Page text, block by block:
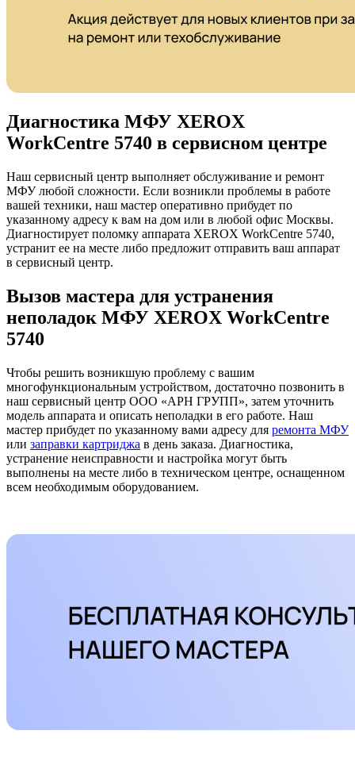
Диагностика МФУ XEROX
WorkCentre 5740 в сервисном центре
Наш сервисный центр выполняет обслуживание и ремонт
МФУ любой сложности. Если возникли проблемы в работе
вашей техники, наш мастер оперативно прибудет по
указанному адресу к вам на дом или в любой офис Москвы.
Диагностирует поломку аппарата XEROX WorkCentre 5740,
устранит ее на месте либо предложит отправить ваш аппарат
в сервисный центр.
Вызов мастера для устранения
неполадок МФУ XEROX WorkCentre
5740
Чтобы решить возникшую проблему с вашим
многофункциональным устройством, достаточно позвонить в
наш сервисный центр ООО «АРН ГРУПП», затем уточнить
модель аппарата и описать неполадки в его работе. Наш
мастер прибудет по указанному вами адресу для ремонта МФУ
или заправки картриджа в день заказа. Диагностика,
устранение неисправности и настройка могут быть
выполнены на месте либо в техническом центре, оснащенном
всем необходимым оборудованием.